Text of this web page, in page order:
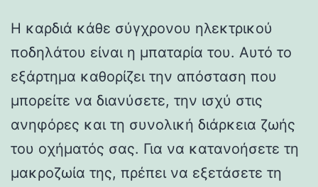
Η καρδιά κάθε σύγχρονου ηλεκτρικού
ποδηλάτου είναι η μπαταρία του. Αυτό το
εξάρτημα καθορίζει την απόσταση που
μπορείτε να διανύσετε, την ισχύ στις
ανηφόρες και τη συνολική διάρκεια ζωής
του οχήματός σας. Για να κατανοήσετε τη
μακροζωία της, πρέπει να εξετάσετε τη